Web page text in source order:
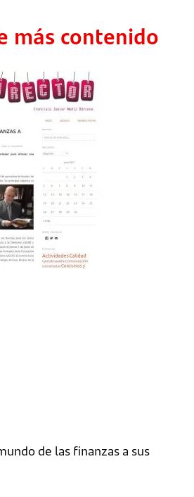
más contenido
de las finanzas a sus